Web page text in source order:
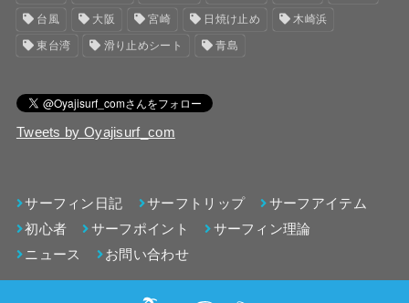
台風 大阪 宮崎 日焼け止め 木崎浜
東台湾 滑り止めシート 青島
Tweets by Oyajisurf_com
サーフィン日記 サーフトリップ
サーフアイテム
初心者
サーフポイント
サーフィン理論
ニュース
お問い合わせ